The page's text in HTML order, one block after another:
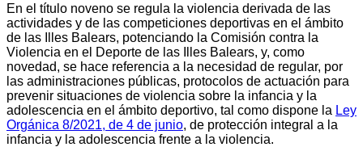
En el título noveno se regula la violencia derivada de las
actividades y de las competiciones deportivas en el ámbito
de las Illes Balears, potenciando la Comisión contra la
Violencia en el Deporte de las Illes Balears, y, como
novedad, se hace referencia a la necesidad de regular, por
las administraciones públicas, protocolos de actuación para
prevenir situaciones de violencia sobre la infancia y la
adolescencia en el ámbito deportivo, tal como dispone la Ley
Orgánica 8/2021, de 4 de junio, de protección integral a la
infancia y la adolescencia frente a la violencia.